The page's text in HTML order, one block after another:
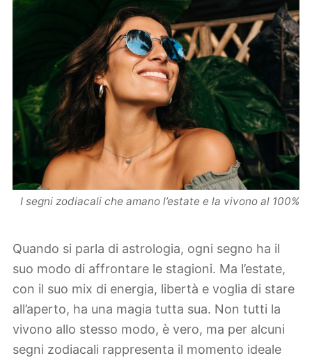
I segni zodiacali che amano l’estate e la vivono al 100%
Quando si parla di astrologia, ogni segno ha il
suo modo di affrontare le stagioni. Ma l’estate,
con il suo mix di energia, libertà e voglia di stare
all’aperto, ha una magia tutta sua. Non tutti la
vivono allo stesso modo, è vero, ma per alcuni
segni zodiacali rappresenta il momento ideale